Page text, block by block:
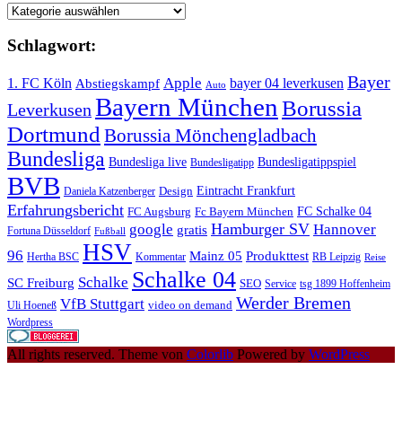
Kategorie
Schlagwort:
1. FC Köln Abstiegskampf Apple Auto bayer 04 leverkusen Bayer
Leverkusen Bayern München Borussia
Dortmund Borussia Mönchengladbach
Bundesliga Bundesliga live Bundesligatipp Bundesligatippspiel
BVB Daniela Katzenberger Design Eintracht Frankfurt
Erfahrungsbericht FC Augsburg Fc Bayern München FC Schalke 04
Fortuna Düsseldorf Fußball google gratis Hamburger SV Hannover
96 Hertha BSC HSV Kommentar Mainz 05 Produkttest RB Leipzig Reise
SC Freiburg Schalke Schalke 04 SEO Service tsg 1899 Hoffenheim
Uli Hoeneß VfB Stuttgart video on demand Werder Bremen
Wordpress
All rights reserved. Theme von Colorlib Powered by WordPress